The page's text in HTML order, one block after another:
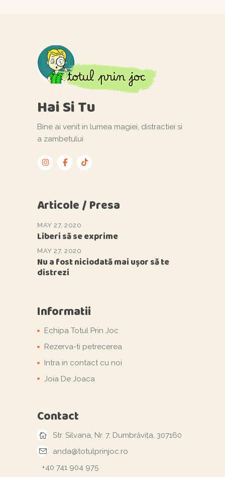
Hai Si Tu
Bine ai venit in lumea magiei, distractiei si
a zambetului
Articole / Presa
MAY 27, 2020
Liberi să se exprime
MAY 27, 2020
Nu a fost niciodată mai ușor să te
distrezi
Informatii
Echipa Totul Prin Joc
Rezerva-ti petrecerea
Intra in contact cu noi
Joia De Joaca
Contact
Str. Silvana, Nr. 7, Dumbrăvița, 307160
anda@totulprinjoc.ro
+40 741 904 975